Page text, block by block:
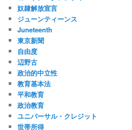
奴隷解放宣言
ジューンティーンス
Juneteenth
東京新聞
自由度
辺野古
政治的中立性
教育基本法
平和教育
政治教育
ユニバーサル・クレジット
世帯所得